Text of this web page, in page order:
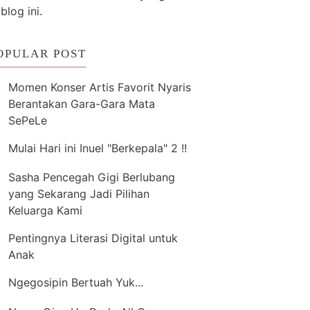
ini.
POST
Momen Konser Artis Favorit Nyaris
Berantakan Gara-Gara Mata
SePeLe
Mulai Hari ini Inuel "Berkepala" 2 !!
Sasha Pencegah Gigi Berlubang
yang Sekarang Jadi Pilihan
Keluarga Kami
Pentingnya Literasi Digital untuk
Anak
Ngegosipin Bertuah Yuk...